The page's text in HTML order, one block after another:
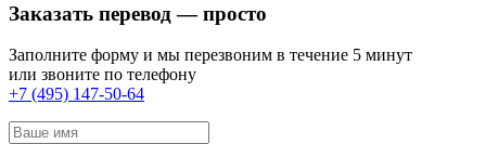
Заказать перевод — просто
Заполните форму и мы перезвоним в течение 5 минут
или звоните по телефону
+7 (495) 147-50-64